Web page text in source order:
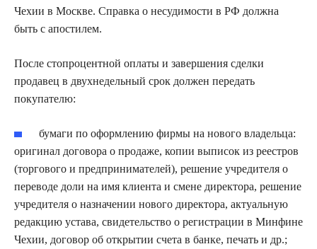
Чехии в Москве. Справка о несудимости в РФ должна
быть с апостилем.
После стопроцентной оплаты и завершения сделки
продавец в двухнедельный срок должен передать
покупателю:
бумаги по оформлению фирмы на нового владельца:
оригинал договора о продаже, копии выписок из реестров
(торгового и предпринимателей), решение учредителя о
переводе доли на имя клиента и смене директора, решение
учредителя о назначении нового директора, актуальную
редакцию устава, свидетельство о регистрации в Минфине
Чехии, договор об открытии счета в банке, печать и др.;